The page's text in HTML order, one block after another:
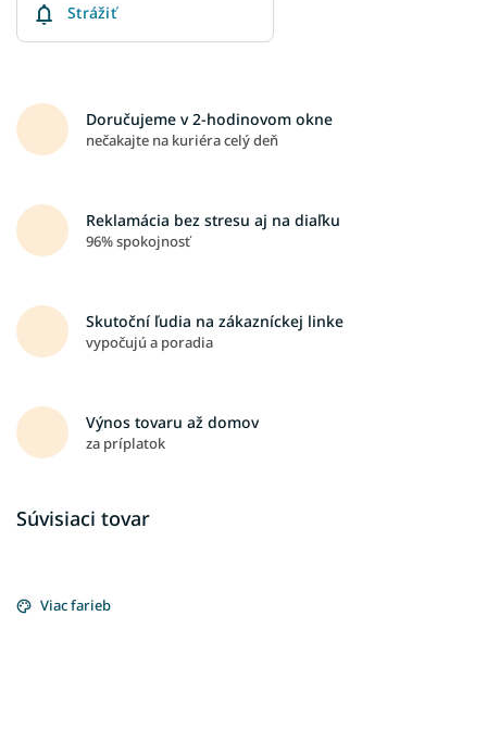
Strážiť
Doručujeme v 2-hodinovom okne
nečakajte na kuriéra celý deň
Reklamácia bez stresu aj na diaľku
96% spokojnosť
Skutoční ľudia na zákazníckej linke
vypočujú a poradia
Výnos tovaru až domov
za príplatok
Súvisiaci tovar
Viac farieb